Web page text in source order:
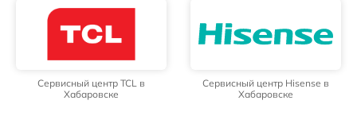
Сервисный центр TCL в
Хабаровске
Сервисный центр Hisense в
Хабаровске